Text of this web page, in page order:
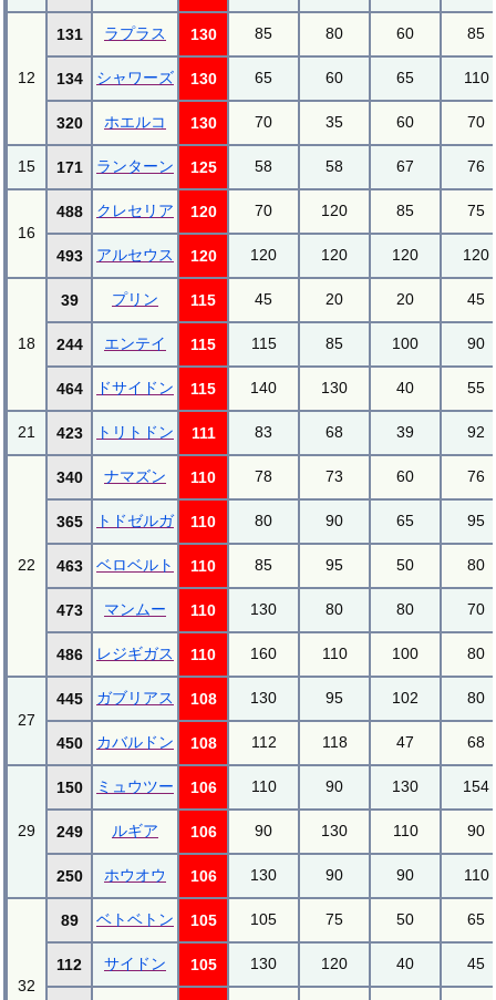
12
131 ラプラス 130 85 80 60 85
134 シャワーズ 130 65 60 65 110
320 ホエルコ 130 70 35 60 70
15 171 ランターン 125 58 58 67 76
16
488 クレセリア 120 70 120 85 75
493 アルセウス 120 120 120 120 120
18
39 プリン 115 45 20 20 45
244 エンテイ 115 115 85 100 90
464 ドサイドン 115 140 130 40 55
21 423 トリトドン 111 83 68 39 92
22
340 ナマズン 110 78 73 60 76
365 トドゼルガ 110 80 90 65 95
463 ベロベルト 110 85 95 50 80
473 マンムー 110 130 80 80 70
486 レジギガス 110 160 110 100 80
27
445 ガブリアス 108 130 95 102 80
450 カバルドン 108 112 118 47 68
29
150 ミュウツー 106 110 90 130 154
249 ルギア 106 90 130 110 90
250 ホウオウ 106 130 90 90 110
32
89 ベトベトン 105 105 75 50 65
112 サイドン 105 130 120 40 45